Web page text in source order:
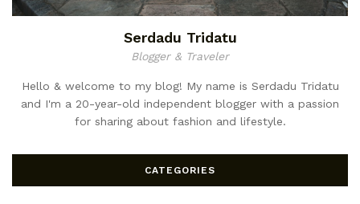
Serdadu Tridatu
Blogger & Traveler
Hello & welcome to my blog! My name is Serdadu Tridatu
and I'm a 20-year-old independent blogger with a passion
for sharing about fashion and lifestyle.
CATEGORIES